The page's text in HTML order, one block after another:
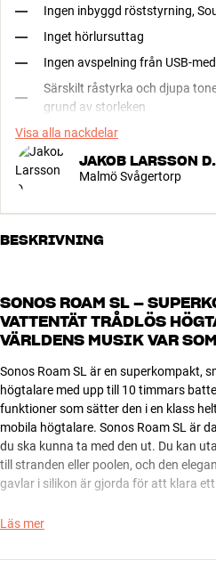
Ingen inbyggd röststyrning,
Inget hörlursuttag
Ingen avspelning från USB-
Särskilt råstyrka och djupa
grund av storleken
Visa alla nackdelar
JAKOB LARSSON D.
Malmö Svågertorp
BESKRIVNING
SONOS ROAM SL –
VATTENTÄT TRÅDLÖS
VÄRLDENS MUSIK VAR
Sonos Roam SL är en superkompakt,
högtalare med upp till 10 timmars
funktioner som sätter den i en klass
mobila högtalare. Sonos Roam SL är
du ska kunna ta med den ut. Du kan
till stranden eller poolen, och den
gavlar i silikon är gjorda för att klara
Jämfört med den ursprungliga Sonos
behöver dessa avancerade funktioner
Läs mer